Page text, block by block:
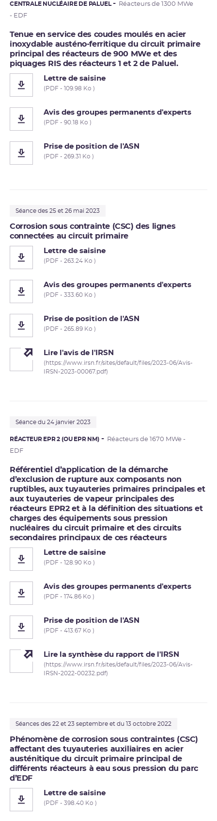
CENTRALE NUCLÉAIRE DE PALUEL
Réacteurs de 1300 MWe
- EDF
Tenue en service des coudes moulés en acier
inoxydable austéno-ferritique du circuit primaire
principal des réacteurs de 900 MWe et des
piquages RIS des réacteurs 1 et 2 de Paluel.
Lettre de saisine
(PDF - 109.98 Ko )
Avis des groupes permanents d'experts
(PDF - 90.18 Ko )
Prise de position de l'ASN
(PDF - 269.31 Ko )
Séance des 25 et 26 mai 2023
Corrosion sous contrainte (CSC) des lignes
connectées au circuit primaire
Lettre de saisine
(PDF - 263.24 Ko )
Avis des groupes permanents d'experts
(PDF - 333.60 Ko )
Prise de position de l'ASN
(PDF - 265.89 Ko )
Lire l'avis de l'IRSN
(https://www.irsn.fr/sites/default/files/2023-06/Avis-
IRSN-2023-00067.pdf)
Séance du 24 janvier 2023
RÉACTEUR EPR 2 (OU EPR NM)
Réacteurs de 1670 MWe -
EDF
Référentiel d’application de la démarche
d’exclusion de rupture aux composants non
ruptibles, aux tuyauteries primaires principales et
aux tuyauteries de vapeur principales des
réacteurs EPR2 et à la définition des situations et
charges des équipements sous pression
nucléaires du circuit primaire et des circuits
secondaires principaux de ces réacteurs
Lettre de saisine
(PDF - 128.90 Ko )
Avis des groupes permanents d'experts
(PDF - 174.86 Ko )
Prise de position de l'ASN
(PDF - 413.67 Ko )
Lire la synthèse du rapport de l'IRSN
(https://www.irsn.fr/sites/default/files/2023-06/Avis-
IRSN-2022-00232.pdf)
Séances des 22 et 23 septembre et du 13 octobre 2022
Phénomène de corrosion sous contraintes (CSC)
affectant des tuyauteries auxiliaires en acier
austénitique du circuit primaire principal de
différents réacteurs à eau sous pression du parc
d’EDF
Lettre de saisine
(PDF - 398.40 Ko )